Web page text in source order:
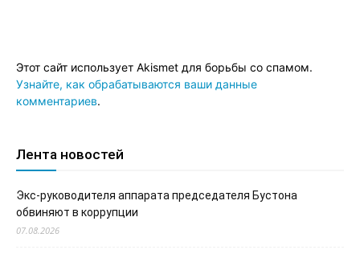
Этот сайт использует Akismet для борьбы со спамом.
Узнайте, как обрабатываются ваши данные
комментариев.
Лента новостей
Экс-руководителя аппарата председателя Бустона
обвиняют в коррупции
07.08.2026